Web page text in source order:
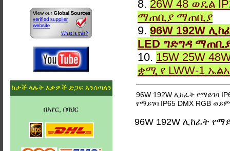
8. 26W 48 ወዴል
ማጠቢያ ማጠቢያ
9. 96W 192W
LED ግድግዳ
10. 15W 25W
ቋሚ የ LWW-1
96W 192W ሊከፈት የማይገባ
የማይገባ IP65 DMX RGB
96W 192W ሊከፈት
ከታች ላሉት እቃዎች ድጋፍ እንሰጣለን
በአየር, በባህር